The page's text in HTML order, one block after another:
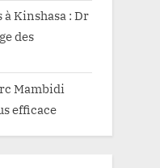
Kinshasa : Dr
des
Mambidi
efficace